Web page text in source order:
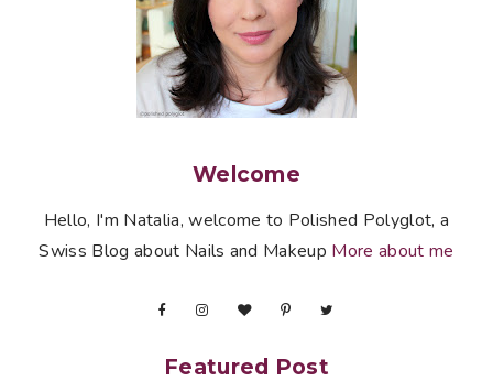
Welcome
Hello, I'm Natalia, welcome to Polished Polyglot, a
Swiss Blog about Nails and Makeup More about me
Featured Post